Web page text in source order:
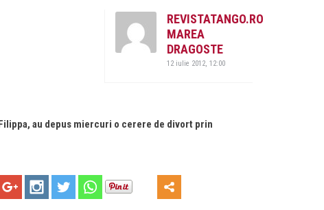
REVISTATANGO.RO
MAREA
DRAGOSTE
12 iulie 2012, 12:00
au depus miercuri o cerere de divort prin